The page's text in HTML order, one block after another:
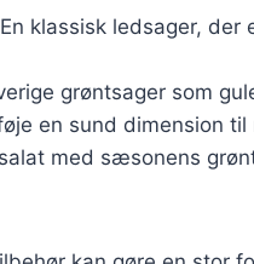
klassisk ledsager,
grøntsager som
en sund dimension til
med sæsonens